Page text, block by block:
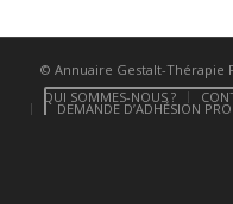
© Annuaire Gestalt-Thérapie
QUI SOMMES-NOUS ?
DEMANDE D’ADHÉSION